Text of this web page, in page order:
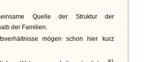
Quelle der Struktur der
der Familien.
mögen schon hier kurz